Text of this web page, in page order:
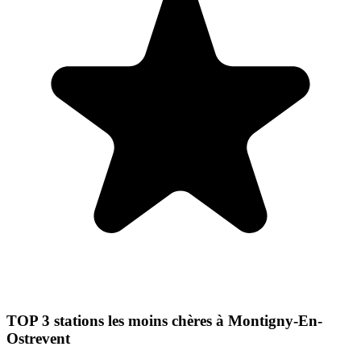
TOP 3 stations les moins chères à Montigny-En-
Ostrevent